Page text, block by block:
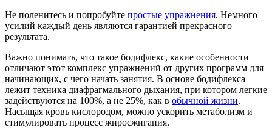
Не поленитесь и попробуйте простые упражнения. Немного
усилий каждый день являются гарантией прекрасного
результата.
Важно понимать, что такое бодифлекс, какие особенности
отличают этот комплекс упражнений от других программ для
начинающих, с чего начать занятия. В основе бодифлекса
лежит техника диафрагмального дыхания, при котором легкие
задействуются на 100%, а не 25%, как в обычной жизни.
Насыщая кровь кислородом, можно ускорить метаболизм и
стимулировать процесс жиросжигания.